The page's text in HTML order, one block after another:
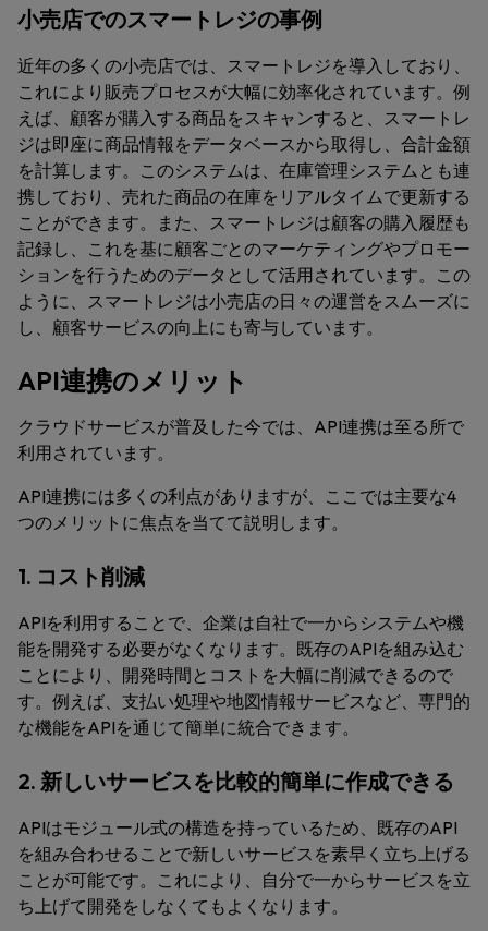
小売店でのスマートレジの事例
近年の多くの小売店では、スマートレジを導入しており、
これにより販売プロセスが大幅に効率化されています。例
えば、顧客が購入する商品をスキャンすると、スマートレ
ジは即座に商品情報をデータベースから取得し、合計金額
を計算します。このシステムは、在庫管理システムとも連
携しており、売れた商品の在庫をリアルタイムで更新する
ことができます。また、スマートレジは顧客の購入履歴も
記録し、これを基に顧客ごとのマーケティングやプロモー
ションを行うためのデータとして活用されています。この
ように、スマートレジは小売店の日々の運営をスムーズに
し、顧客サービスの向上にも寄与しています。
API連携のメリット
クラウドサービスが普及した今では、API連携は至る所で
利用されています。
API連携には多くの利点がありますが、ここでは主要な4
つのメリットに焦点を当てて説明します。
1. コスト削減
APIを利用することで、企業は自社で一からシステムや機
能を開発する必要がなくなります。既存のAPIを組み込む
ことにより、開発時間とコストを大幅に削減できるので
す。例えば、支払い処理や地図情報サービスなど、専門的
な機能をAPIを通じて簡単に統合できます。
2. 新しいサービスを比較的簡単に作成できる
APIはモジュール式の構造を持っているため、既存のAPI
を組み合わせることで新しいサービスを素早く立ち上げる
ことが可能です。これにより、自分で一からサービスを立
ち上げて開発をしなくてもよくなります。